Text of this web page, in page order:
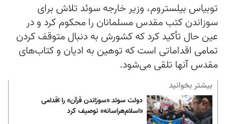
توبیاس بیلستروم، وزیر خارجه سوئد تلاش برای
سوزاندن کتب مقدس مسلمانان را محکوم کرد و در
عین حال تأکید کرد که کشورش به دنبال متوقف کردن
تمامی اقداماتی است که توهین به ادیان و کتاب‌های
مقدس آنها تلقی می‌شود.
بیشتر بخوانید
دولت سوئد «سوزاندن قرآن» را اقدامی
«اسلام‌هراسانه» توصیف کرد